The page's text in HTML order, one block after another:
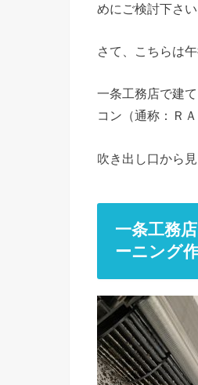
めにご検討下さい
さて、こちらは
一条工務店で建
コン（通称：Ｒ
吹き出し口から
一条工務
ーニング